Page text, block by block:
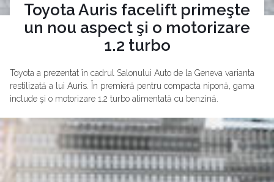
Toyota Auris facelift primeşte
un nou aspect şi o motorizare
1.2 turbo
Toyota a prezentat în cadrul Salonului Auto de la Geneva varianta
restilizată a lui Auris. În premieră pentru compacta niponă, gama
include şi o motorizare 1.2 turbo alimentată cu benzină.